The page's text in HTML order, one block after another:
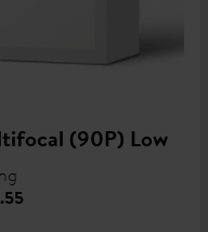
(90P) Low